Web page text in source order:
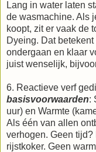
Lang in water laten
de wasmachine. Als
koopt, zit er vaak de
Dyeing. Dat
ondergaan en klaar
juist wenselijk,
6. Reactieve verf
basisvoorwaarden:
uur) en Warmte
Als één van allen
verhogen. Geen
rijstkoker. Geen